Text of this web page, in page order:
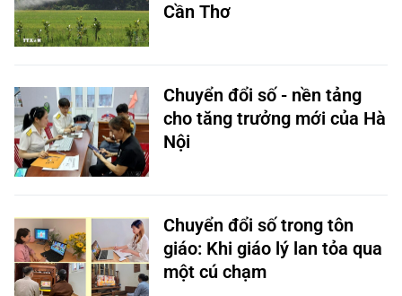
Cần Thơ
Chuyển đổi số - nền tảng
cho tăng trưởng mới của Hà
Nội
Chuyển đổi số trong tôn
giáo: Khi giáo lý lan tỏa qua
một cú chạm